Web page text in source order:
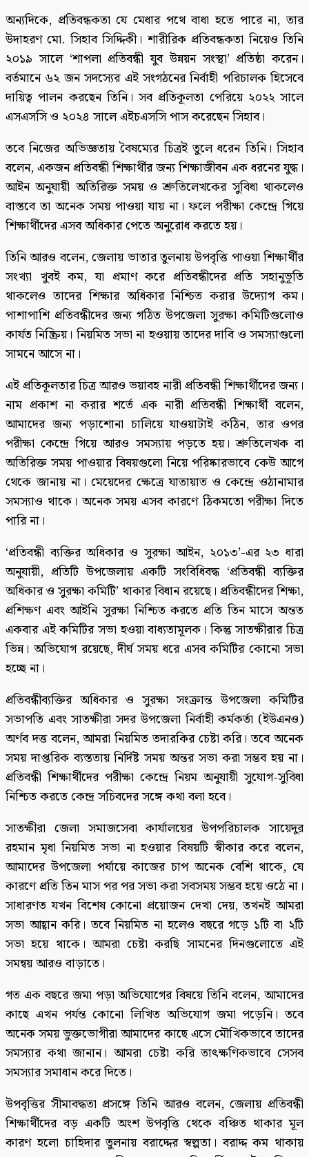
অন্যদিকে, প্রতিবন্ধকতা যে মেধার পথে বাধা হতে পারে না, তার
উদাহরণ মো. সিহাব সিদ্দিকী। শারীরিক প্রতিবন্ধকতা নিয়েও তিনি
২০১৯ সালে ‘শাপলা প্রতিবন্ধী যুব উন্নয়ন সংস্থা’ প্রতিষ্ঠা করেন।
বর্তমানে ৬২ জন সদস্যের এই সংগঠনের নির্বাহী পরিচালক হিসেবে
দায়িত্ব পালন করছেন তিনি। সব প্রতিকূলতা পেরিয়ে ২০২২ সালে
এসএসসি ও ২০২৪ সালে এইচএসসি পাস করেছেন সিহাব।
তবে নিজের অভিজ্ঞতায় বৈষম্যের চিত্রই তুলে ধরেন তিনি। সিহাব
বলেন, একজন প্রতিবন্ধী শিক্ষার্থীর জন্য শিক্ষাজীবন এক ধরনের যুদ্ধ।
আইন অনুযায়ী অতিরিক্ত সময় ও শ্রুতিলেখকের সুবিধা থাকলেও
বাস্তবে তা অনেক সময় পাওয়া যায় না। ফলে পরীক্ষা কেন্দ্রে গিয়ে
শিক্ষার্থীদের এসব অধিকার পেতে অনুরোধ করতে হয়।
তিনি আরও বলেন, জেলায় ভাতার তুলনায় উপবৃত্তি পাওয়া শিক্ষার্থীর
সংখ্যা খুবই কম, যা প্রমাণ করে প্রতিবন্ধীদের প্রতি সহানুভূতি
থাকলেও তাদের শিক্ষার অধিকার নিশ্চিত করার উদ্যোগ কম।
পাশাপাশি প্রতিবন্ধীদের জন্য গঠিত উপজেলা সুরক্ষা কমিটিগুলোও
কার্যত নিষ্ক্রিয়। নিয়মিত সভা না হওয়ায় তাদের দাবি ও সমস্যাগুলো
সামনে আসে না।
এই প্রতিকূলতার চিত্র আরও ভয়াবহ নারী প্রতিবন্ধী শিক্ষার্থীদের জন্য।
নাম প্রকাশ না করার শর্তে এক নারী প্রতিবন্ধী শিক্ষার্থী বলেন,
আমাদের জন্য পড়াশোনা চালিয়ে যাওয়াটাই কঠিন, তার ওপর
পরীক্ষা কেন্দ্রে গিয়ে আরও সমস্যায় পড়তে হয়। শ্রুতিলেখক বা
অতিরিক্ত সময় পাওয়ার বিষয়গুলো নিয়ে পরিষ্কারভাবে কেউ আগে
থেকে জানায় না। মেয়েদের ক্ষেত্রে যাতায়াত ও কেন্দ্রে ওঠানামার
সমস্যাও থাকে। অনেক সময় এসব কারণে ঠিকমতো পরীক্ষা দিতে
পারি না।
‘প্রতিবন্ধী ব্যক্তির অধিকার ও সুরক্ষা আইন, ২০১৩’-এর ২৩ ধারা
অনুযায়ী, প্রতিটি উপজেলায় একটি সংবিধিবদ্ধ ‘প্রতিবন্ধী ব্যক্তির
অধিকার ও সুরক্ষা কমিটি’ থাকার বিধান রয়েছে। প্রতিবন্ধীদের শিক্ষা,
প্রশিক্ষণ এবং আইনি সুরক্ষা নিশ্চিত করতে প্রতি তিন মাসে অন্তত
একবার এই কমিটির সভা হওয়া বাধ্যতামূলক। কিন্তু সাতক্ষীরার চিত্র
ভিন্ন। অভিযোগ রয়েছে, দীর্ঘ সময় ধরে এসব কমিটির কোনো সভা
হচ্ছে না।
প্রতিবন্ধীব্যক্তির অধিকার ও সুরক্ষা সংক্রান্ত উপজেলা কমিটির
সভাপতি এবং সাতক্ষীরা সদর উপজেলা নির্বাহী কর্মকর্তা (ইউএনও)
অর্ণব দত্ত বলেন, আমরা নিয়মিত তদারকির চেষ্টা করি। তবে অনেক
সময় দাপ্তরিক ব্যস্ততায় নির্দিষ্ট সময় অন্তর সভা করা সম্ভব হয় না।
প্রতিবন্ধী শিক্ষার্থীদের পরীক্ষা কেন্দ্রে নিয়ম অনুযায়ী সুযোগ-সুবিধা
নিশ্চিত করতে কেন্দ্র সচিবদের সঙ্গে কথা বলা হবে।
সাতক্ষীরা জেলা সমাজসেবা কার্যালয়ের উপপরিচালক সায়েদুর
রহমান মৃধা নিয়মিত সভা না হওয়ার বিষয়টি স্বীকার করে বলেন,
আমাদের উপজেলা পর্যায়ে কাজের চাপ অনেক বেশি থাকে, যে
কারণে প্রতি তিন মাস পর পর সভা করা সবসময় সম্ভব হয়ে ওঠে না।
সাধারণত যখন বিশেষ কোনো প্রয়োজন দেখা দেয়, তখনই আমরা
সভা আহ্বান করি। তবে নিয়মিত না হলেও বছরে গড়ে ১টি বা ২টি
সভা হয়ে থাকে। আমরা চেষ্টা করছি সামনের দিনগুলোতে এই
সমন্বয় আরও বাড়াতে।
গত এক বছরে জমা পড়া অভিযোগের বিষয়ে তিনি বলেন, আমাদের
কাছে এখন পর্যন্ত কোনো লিখিত অভিযোগ জমা পড়েনি। তবে
অনেক সময় ভুক্তভোগীরা আমাদের কাছে এসে মৌখিকভাবে তাদের
সমস্যার কথা জানান। আমরা চেষ্টা করি তাৎক্ষণিকভাবে সেসব
সমস্যার সমাধান করে দিতে।
উপবৃত্তির সীমাবদ্ধতা প্রসঙ্গে তিনি আরও বলেন, জেলায় প্রতিবন্ধী
শিক্ষার্থীদের বড় একটি অংশ উপবৃত্তি থেকে বঞ্চিত থাকার মূল
কারণ হলো চাহিদার তুলনায় বরাদ্দের স্বল্পতা। বরাদ্দ কম থাকায়